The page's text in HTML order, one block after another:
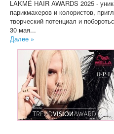
LAKMÉ HAIR AWARDS 2025 -
парикмахеров и колористов,
творческий потенциал и
30 мая...
Далее »